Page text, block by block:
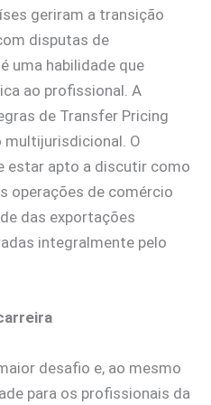
geriram a transição
disputas de
uma habilidade que
ao profissional. A
de Transfer Pricing
O
estar apto a discutir como
operações de comércio
das exportações
integralmente pelo
desafio e, ao mesmo
para os profissionais da